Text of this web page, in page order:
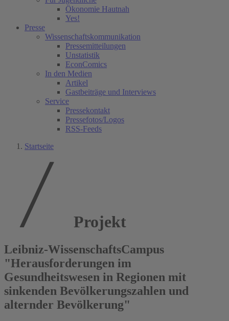
Ökonomie Hautnah
Yes!
Presse
Wissenschaftskommunikation
Pressemitteilungen
Unstatistik
EconComics
In den Medien
Artikel
Gastbeiträge und Interviews
Service
Pressekontakt
Pressefotos/Logos
RSS-Feeds
Startseite
Projekt
Leibniz-WissenschaftsCampus
"Herausforderungen im
Gesundheitswesen in Regionen mit
sinkenden Bevölkerungszahlen und
alternder Bevölkerung"